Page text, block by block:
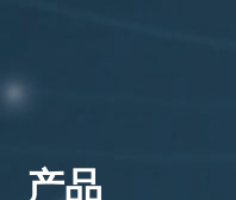
产品